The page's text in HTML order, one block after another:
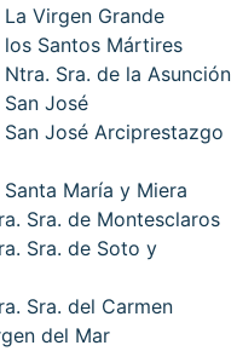
Virgen Grande
Santos Mártires
Sra. de la Asunción
José
José Arciprestazgo
María y Miera
Sra. de Montesclaros
Sra. de Soto y
Sra. del Carmen
del Mar